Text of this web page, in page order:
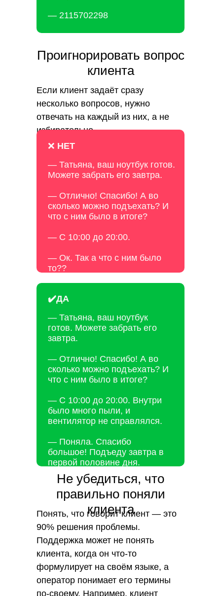
— 2115702298
Проигнорировать вопрос
клиента
Если клиент задаёт сразу
несколько вопросов, нужно
отвечать на каждый из них, а не
избирательно.
— Татьяна, ваш ноутбук готов.
Можете забрать его завтра.
— Отлично! Спасибо! А во
сколько можно подъехать? И
что с ним было в итоге?
— С 10:00 до 20:00.
— Ок. Так а что с ним было
то??
❌ НЕТ
✔️ДА
— Татьяна, ваш ноутбук
готов. Можете забрать его
завтра.
— Отлично! Спасибо! А во
сколько можно подъехать? И
что с ним было в итоге?
— С 10:00 до 20:00. Внутри
было много пыли, и
вентилятор не справлялся.
— Поняла. Спасибо
большое! Подъеду завтра в
первой половине дня.
Не убедиться, что
правильно поняли
клиента
Понять, что говорит клиент — это
90% решения проблемы.
Поддержка может не понять
клиента, когда он что-то
формулирует на своём языке, а
оператор понимает его термины
по-своему. Например, клиент